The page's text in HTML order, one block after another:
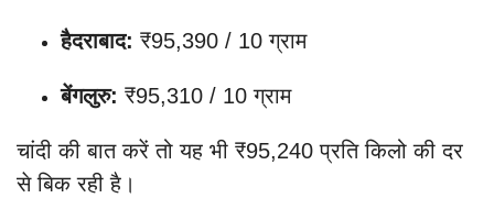
हैदराबाद: ₹95,390 / 10 ग्राम
बेंगलुरु: ₹95,310 / 10 ग्राम
चांदी की बात करें तो यह भी ₹95,240 प्रति किलो की दर
से बिक रही है।